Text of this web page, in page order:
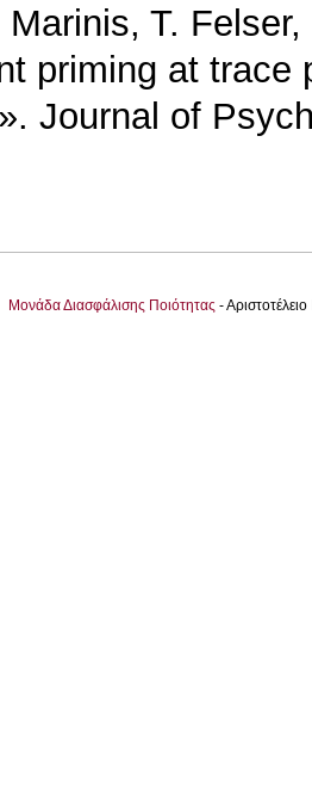
T.
priming at trace
Journal of
Μονάδα Διασφάλισης Ποιότητας -